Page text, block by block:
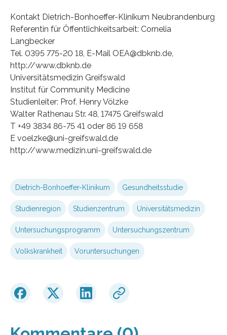
Kontakt Dietrich-Bonhoeffer-Klinikum Neubrandenburg
Referentin für Öffentlichkeitsarbeit: Cornelia
Langbecker
Tel. 0395 775-20 18, E-Mail OEA@dbknb.de,
http://www.dbknb.de
Universitätsmedizin Greifswald
Institut für Community Medicine
Studienleiter: Prof. Henry Völzke
Walter Rathenau Str. 48, 17475 Greifswald
T +49 3834 86-75 41 oder 86 19 658
E voelzke@uni-greifswald.de
http://www.medizin.uni-greifswald.de
Dietrich-Bonhoeffer-Klinikum Gesundheitsstudie
Studienregion Studienzentrum Universitätsmedizin
Untersuchungsprogramm Untersuchungszentrum
Volkskrankheit Voruntersuchungen